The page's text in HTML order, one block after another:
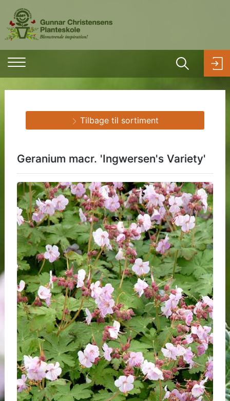
Geranium macr. 'Ingwersen's Variety'
Tilbage til sortiment